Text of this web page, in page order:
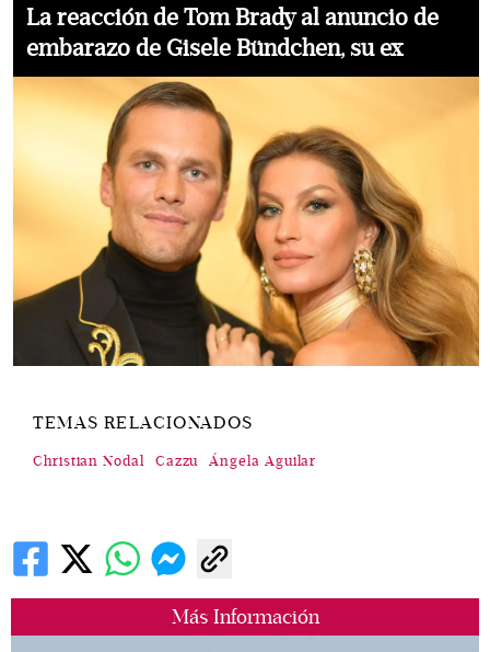
Más Información
La reacción de Tom Brady al anuncio de
embarazo de Gisele Bündchen, su ex
TEMAS RELACIONADOS
Christian Nodal Cazzu Ángela Aguilar